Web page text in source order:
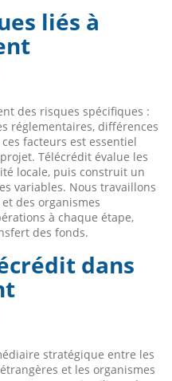
liés à
des risques spécifiques :
réglementaires, différences
facteurs est essentiel
Télécrédit évalue les
locale, puis construit un
variables. Nous travaillons
des organismes
à chaque étape,
des fonds.
dans
stratégique entre les
et les organismes